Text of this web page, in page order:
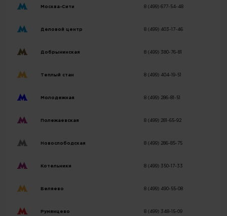
Москва-Сити 8 (499) 677-54-48
Деловой центр 8 (499) 403-17-46
Добрынинская 8 (499) 380-76-81
Теплый стан 8 (499) 404-19-51
Молодежная 8 (499) 286-81-51
Полежаевская 8 (499) 281-65-92
Новослободская 8 (499) 286-85-75
Котельники 8 (499) 350-17-33
Беляево 8 (499) 490-55-08
Румянцево 8 (499) 348-15-09